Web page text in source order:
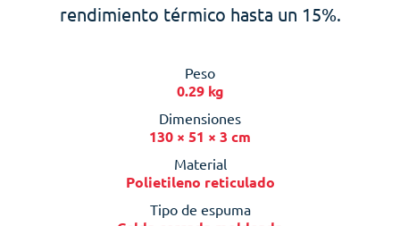
rendimiento térmico hasta un 15%.
Peso
0.29 kg
Dimensiones
130 × 51 × 3 cm
Material
Polietileno reticulado
Tipo de espuma